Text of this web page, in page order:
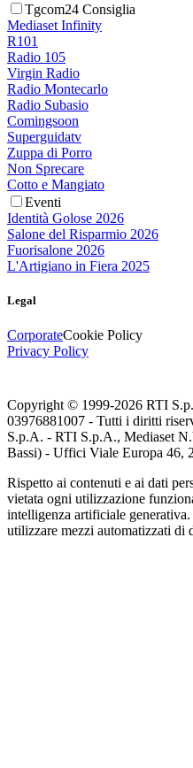
Tgcom24 Consiglia
Mediaset Infinity
R101
Radio 105
Virgin Radio
Radio Montecarlo
Radio Subasio
Comingsoon
Superguidatv
Zuppa di Porro
Non Sprecare
Cotto e Mangiato
Eventi
Identità Golose 2026
Salone del Risparmio 2026
Fuorisalone 2026
L'Artigiano in Fiera 2025
Legal
CorporateCookie Policy
Privacy Policy
Copyright © 1999-2026 RTI
03976881007 - Tutti i diritti
S.p.A. - RTI S.p.A., Mediaset
Bassi) - Uffici Viale Europa 46,
Rispetto ai contenuti e ai dati
vietata ogni utilizzazione
intelligenza artificiale
utilizzare mezzi automatizzati di